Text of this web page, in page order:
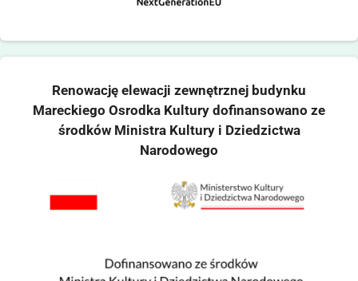
Renowację elewacji zewnętrznej budynku
Mareckiego Osrodka Kultury dofinansowano ze
środków Ministra Kultury i Dziedzictwa
Narodowego